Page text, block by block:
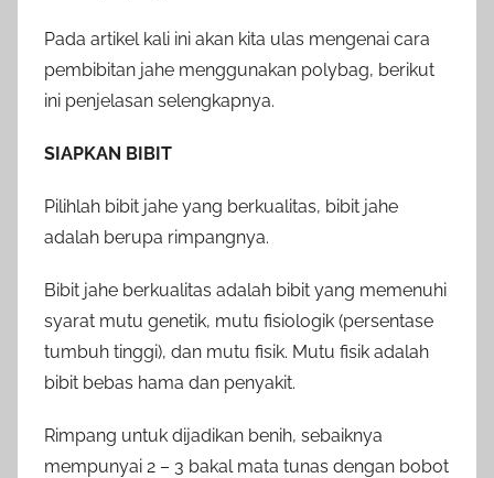
Pada artikel kali ini akan kita ulas mengenai cara
pembibitan jahe menggunakan polybag, berikut
ini penjelasan selengkapnya.
SIAPKAN BIBIT
Pilihlah bibit jahe yang berkualitas, bibit jahe
adalah berupa rimpangnya.
Bibit jahe berkualitas adalah bibit yang memenuhi
syarat mutu genetik, mutu fisiologik (persentase
tumbuh tinggi), dan mutu fisik. Mutu fisik adalah
bibit bebas hama dan penyakit.
Rimpang untuk dijadikan benih, sebaiknya
mempunyai 2 – 3 bakal mata tunas dengan bobot